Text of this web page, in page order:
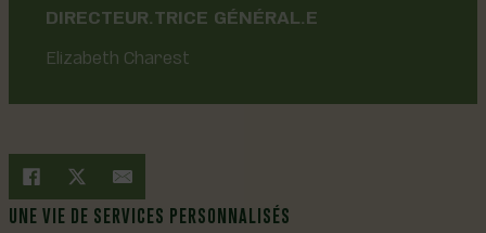
DIRECTEUR.TRICE GÉNÉRAL.E
Elizabeth Charest
UNE VIE DE SERVICES PERSONNALISÉS